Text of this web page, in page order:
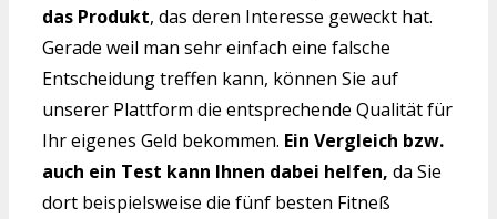
das Produkt, das deren Interesse geweckt hat.
Gerade weil man sehr einfach eine falsche
Entscheidung treffen kann, können Sie auf
unserer Plattform die entsprechende Qualität für
Ihr eigenes Geld bekommen. Ein Vergleich bzw.
auch ein Test kann Ihnen dabei helfen, da Sie
dort beispielsweise die fünf besten Fitneß